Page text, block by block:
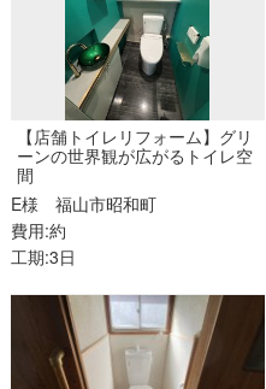
【店舗トイレリフォーム】グリ
ーンの世界観が広がるトイレ空
間
E様福山市昭和町
費用:約
工期:3日